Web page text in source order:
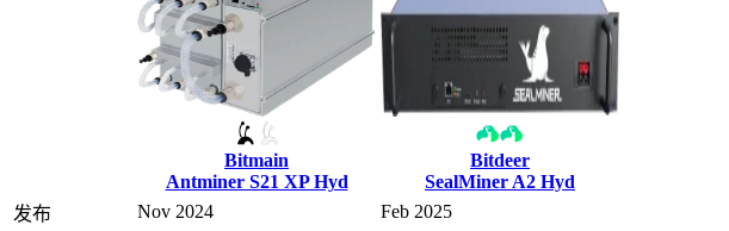
Bitmain
Antminer S21 XP Hyd
Bitdeer
SealMiner A2 Hyd
发布
Nov 2024
Feb 2025